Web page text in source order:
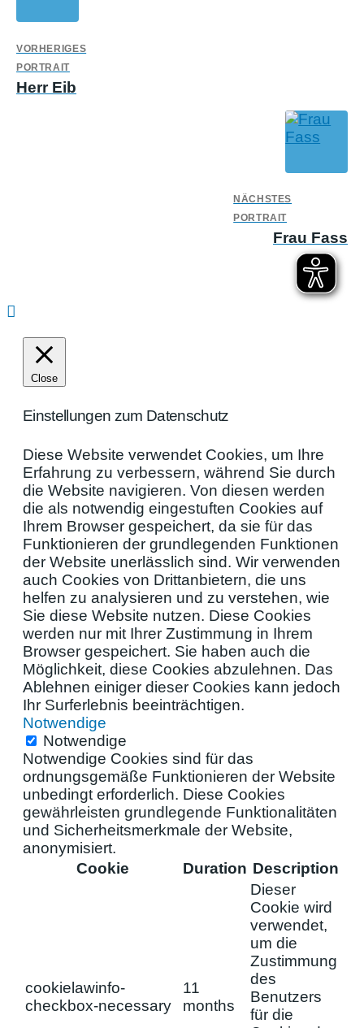
VORHERIGES
PORTRAIT
Herr Eib
NÄCHSTES
PORTRAIT
Frau Fass
Close
Einstellungen zum Datenschutz
Diese Website verwendet Cookies, um Ihre
Erfahrung zu verbessern, während Sie durch
die Website navigieren. Von diesen werden
die als notwendig eingestuften Cookies auf
Ihrem Browser gespeichert, da sie für das
Funktionieren der grundlegenden Funktionen
der Website unerlässlich sind. Wir verwenden
auch Cookies von Drittanbietern, die uns
helfen zu analysieren und zu verstehen, wie
Sie diese Website nutzen. Diese Cookies
werden nur mit Ihrer Zustimmung in Ihrem
Browser gespeichert. Sie haben auch die
Möglichkeit, diese Cookies abzulehnen. Das
Ablehnen einiger dieser Cookies kann jedoch
Ihr Surferlebnis beeinträchtigen.
Notwendige
Notwendige
Notwendige Cookies sind für das
ordnungsgemäße Funktionieren der Website
unbedingt erforderlich. Diese Cookies
gewährleisten grundlegende Funktionalitäten
und Sicherheitsmerkmale der Website,
anonymisiert.
Cookie
Duration Description
cookielawinfo-
checkbox-necessary
11
months
Dieser
Cookie wird
verwendet,
um die
Zustimmung
des
Benutzers
für die